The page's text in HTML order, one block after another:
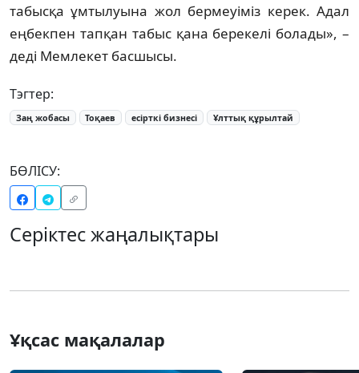
табысқа ұмтылуына жол бермеуіміз керек. Адал
еңбекпен тапқан табыс қана берекелі болады», –
деді Мемлекет басшысы.
Тэгтер:
Заң жобасы Тоқаев есірткі бизнесі Ұлттық құрылтай
БӨЛІСУ:
Серіктес жаңалықтары
Ұқсас мақалалар